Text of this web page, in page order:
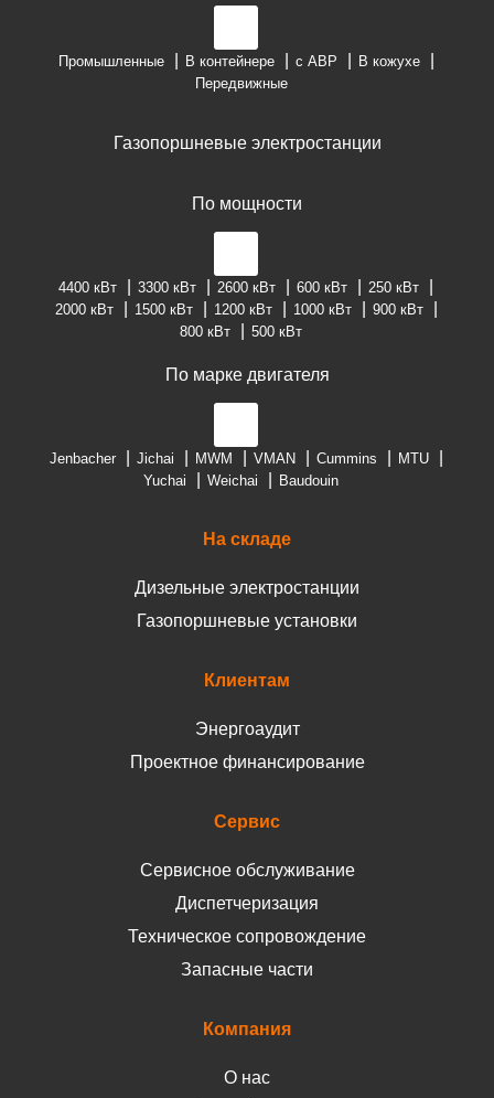
Промышленные В контейнере с АВР
В кожухе
Передвижные
Газопоршневые электростанции
По мощности
4400 кВт 3300 кВт 2600 кВт 600 кВт
250 кВт
2000 кВт
1500 кВт 1200 кВт 1000 кВт
900 кВт
800 кВт
500 кВт
По марке двигателя
Jenbacher Jichai MWM VMAN Cummins
MTU
Yuchai
Weichai Baudouin
На складе
Дизельные электростанции
Газопоршневые установки
Клиентам
Энергоаудит
Проектное финансирование
Сервис
Сервисное обслуживание
Диспетчеризация
Техническое сопровождение
Запасные части
Компания
О нас